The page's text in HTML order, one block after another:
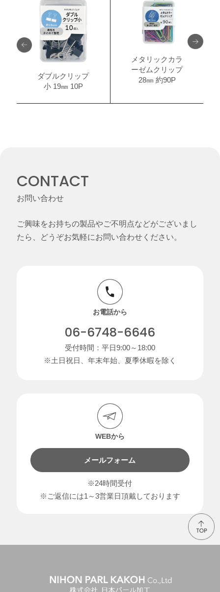
ダブルクリップ
小 19㎜ 10P
メタリックカラ
ーゼムクリップ
28㎜ 約90P
CONTACT
お問い合わせ
ご興味をお持ちの製品やご不明点などがございまし
たら、どうぞお気軽にお問い合わせください。
お電話から
06-6748-6646
受付時間：平日9:00～18:00
※土日祝日、年末年始、夏季休暇を除く
WEBから
メールフォーム
※24時間受付
※ご返信には1～3営業日頂戴しております